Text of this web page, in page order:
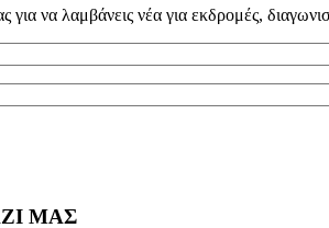
να λαμβάνεις νέα για εκδρομές,
ΜΑΣ